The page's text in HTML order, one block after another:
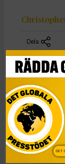
Dela
Den här
en Creative
svenska av
AI.
BokenThe
svår och
på ett sätt
DET